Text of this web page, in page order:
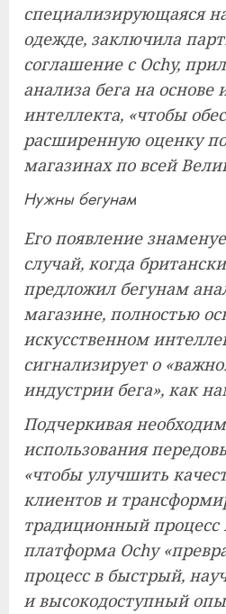
специализирующаяся
одежде, заключила
соглашение с Ochy,
анализа бега на основе
интеллекта, «чтобы
расширенную оценку
магазинах по всей
Нужны бегунам
Его появление
случай, когда
предложил бегунам
магазине, полностью
искусственном
сигнализирует о
индустрии бега», как
Подчеркивая
использования
«чтобы улучшить
клиентов и
традиционный процесс
платформа Ochy
процесс в быстрый,
и высокодоступный